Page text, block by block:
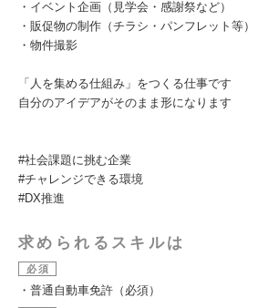
・イベント企画（見学会・感謝祭など）
・販促物の制作（チラシ・パンフレット等）
・物件撮影
「人を集める仕組み」をつくる仕事です
自分のアイデアがそのまま形になります
#社会課題に挑む企業
#チャレンジできる環境
#DX推進
求められるスキルは
必須
・普通自動車免許（必須）